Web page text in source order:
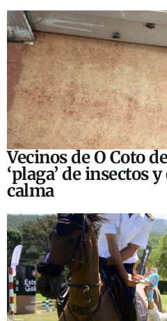
Vecinos de O Coto
‘plaga’ de insectos
calma